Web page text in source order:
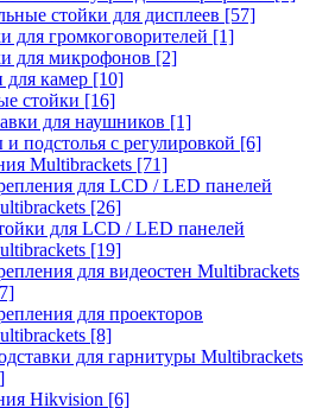
стойки для дисплеев [57]
для громкоговорителей [1]
для микрофонов [2]
камер [10]
стойки [16]
для наушников [1]
подстолья с регулировкой [6]
Multibrackets [71]
для LCD / LED панелей
[26]
для LCD / LED панелей
[19]
для видеостен Multibrackets
для проекторов
[8]
для гарнитуры Multibrackets
Hikvision [6]